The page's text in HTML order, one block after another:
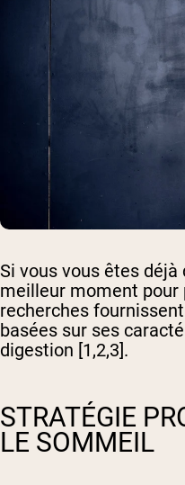
Si vous vous êtes
meilleur moment pour
recherches
basées sur ses
digestion [1,2,3].
STRATÉGIE
LE SOMMEIL